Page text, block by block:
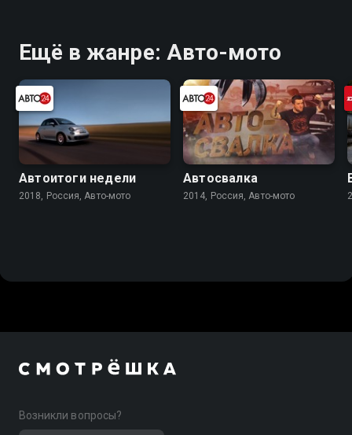
Ещё в жанре: Авто-мото
Автоитоги недели
2018, Россия, Авто-мото
Автосвалка
2014, Россия, Авто-мото
Возникли вопросы?